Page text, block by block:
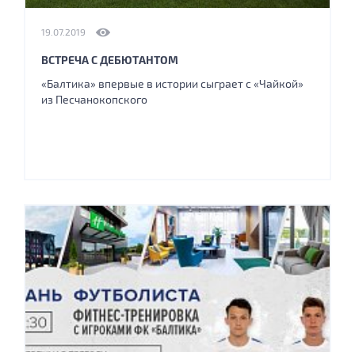
19.07.2019
ВСТРЕЧА С ДЕБЮТАНТОМ
«Балтика» впервые в истории сыграет с «Чайкой»
из Песчанокопского